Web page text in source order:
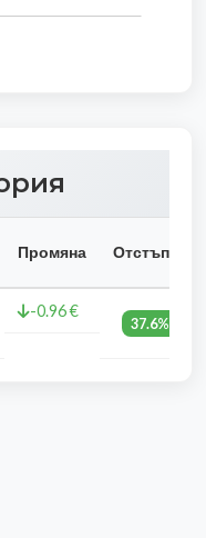
Промяна Отстъпка
-0.96 €
37.6%